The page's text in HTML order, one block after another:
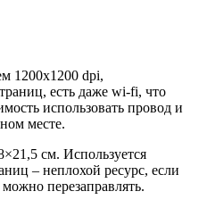
1200х1200 dpi,
есть даже wi-fi, что
использовать провод и
месте.
см. Используется
– неплохой ресурс, если
перезаправлять.